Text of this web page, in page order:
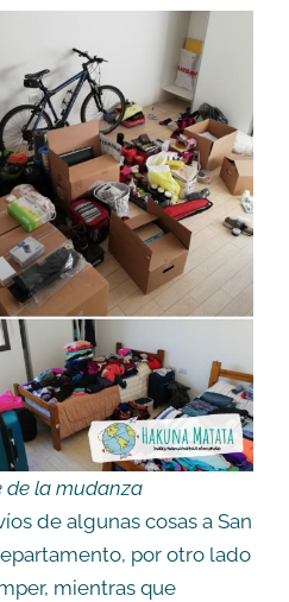
de la mudanza
de algunas cosas a San
por otro lado
mientras que